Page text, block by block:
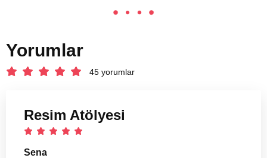
Yorumlar
45 yorumlar
Resim Atölyesi
Sena